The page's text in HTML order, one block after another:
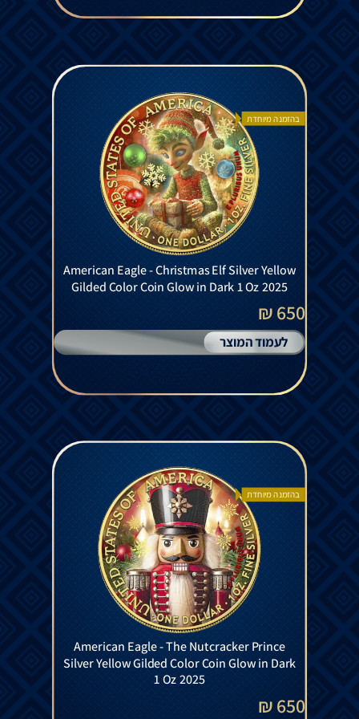
בהזמנה מיוחדת
American Eagle - Christmas Elf Silver Yellow
Gilded Color Coin Glow in Dark 1 Oz 2025
650 ₪
לעמוד המוצר
בהזמנה מיוחדת
American Eagle - The Nutcracker Prince
Silver Yellow Gilded Color Coin Glow in Dark
1 Oz 2025
650 ₪